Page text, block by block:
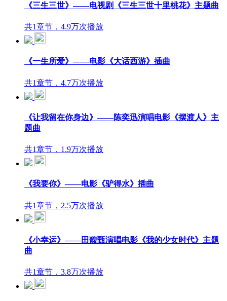
《三生三世》——电视剧《三生三世十里桃花》主题曲
共1章节，4.9万次播放
《一生所爱》——电影《大话西游》插曲
共1章节，4.7万次播放
《让我留在你身边》——陈奕迅演唱电影《摆渡人》主
题曲
共1章节，1.9万次播放
《我要你》——电影《驴得水》插曲
共1章节，2.5万次播放
《小幸运》——田馥甄演唱电影《我的少女时代》主题
曲
共1章节，3.8万次播放